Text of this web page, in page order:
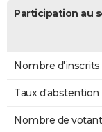
Participation au
Nombre d'inscrits
Taux d'abstention
Nombre de